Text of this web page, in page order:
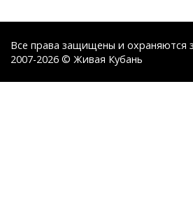
Все права защищены и охраняются
2007-2026 © Живая Кубань